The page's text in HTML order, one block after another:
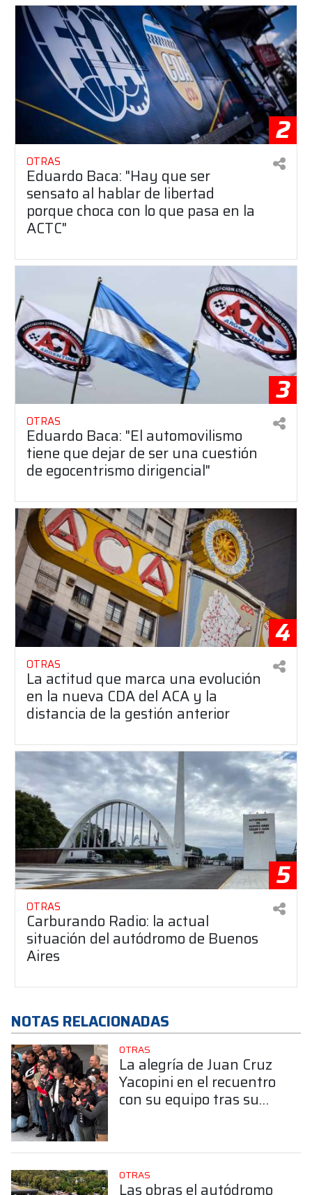
2
OTRAS
Eduardo Baca: "Hay que ser
sensato al hablar de libertad
porque choca con lo que pasa en la
ACTC"
3
OTRAS
Eduardo Baca: "El automovilismo
tiene que dejar de ser una cuestión
de egocentrismo dirigencial"
4
OTRAS
La actitud que marca una evolución
en la nueva CDA del ACA y la
distancia de la gestión anterior
5
OTRAS
Carburando Radio: la actual
situación del autódromo de Buenos
Aires
NOTAS RELACIONADAS
OTRAS
La alegría de Juan Cruz
Yacopini en el recuentro
con su equipo tras su
OTRAS
Las obras el autódromo